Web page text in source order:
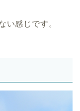
い感じです。